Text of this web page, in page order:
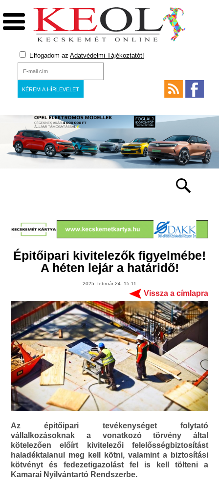
Elfogadom az Adatvédelmi Tájékoztatót!
Épitőipari kivitelezők figyelmébe!
A héten lejár a határidő!
2025. február 24. 15:11
Vissza a címlapra
Az épitőipari tevékenységet folytató
vállalkozásoknak a vonatkozó törvény által
kötelezően előírt kivitelezői felelősségbiztosítást
haladéktalanul meg kell kötni, valamint a biztosítási
kötvényt és fedezetigazolást fel is kell tölteni a
Kamarai Nyilvántartó Rendszerbe.